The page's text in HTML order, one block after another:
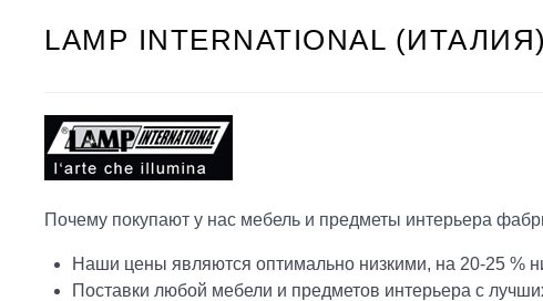
LAMP INTERNATIONAL (ИТАЛИЯ)
Почему покупают у нас мебель и предметы интерьера
Наши цены являются оптимально низкими, на 20-25 %
Поставки любой мебели и предметов интерьера с